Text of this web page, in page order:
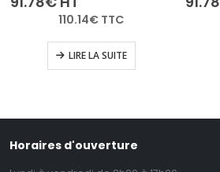
110.14€TTC
LIRE LA SUITE
Horaires d'ouverture